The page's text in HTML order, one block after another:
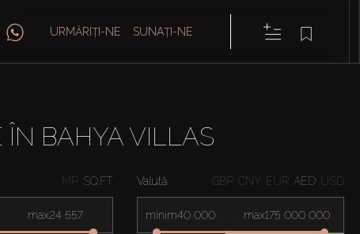
URMĂRIȚI-NE SUNAȚI-NE
ÎN BAHYA VILLAS
MP SQ.FT
max
Valută GBP CNY EUR AED USD
minim max